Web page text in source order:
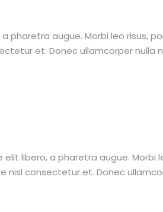
pharetra augue. Morbi leo risus,
et. Donec ullamcorper nulla
libero, a pharetra augue.
consectetur et. Donec